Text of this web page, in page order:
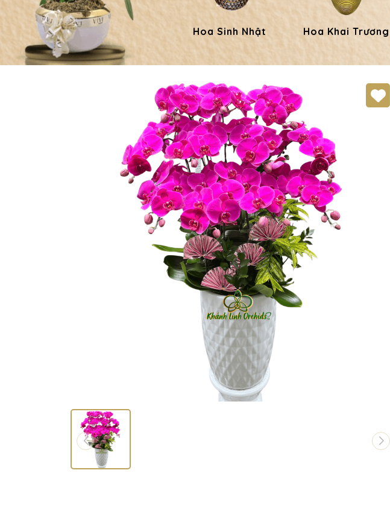
Hoa Sinh Nhật Hoa Khai Trương